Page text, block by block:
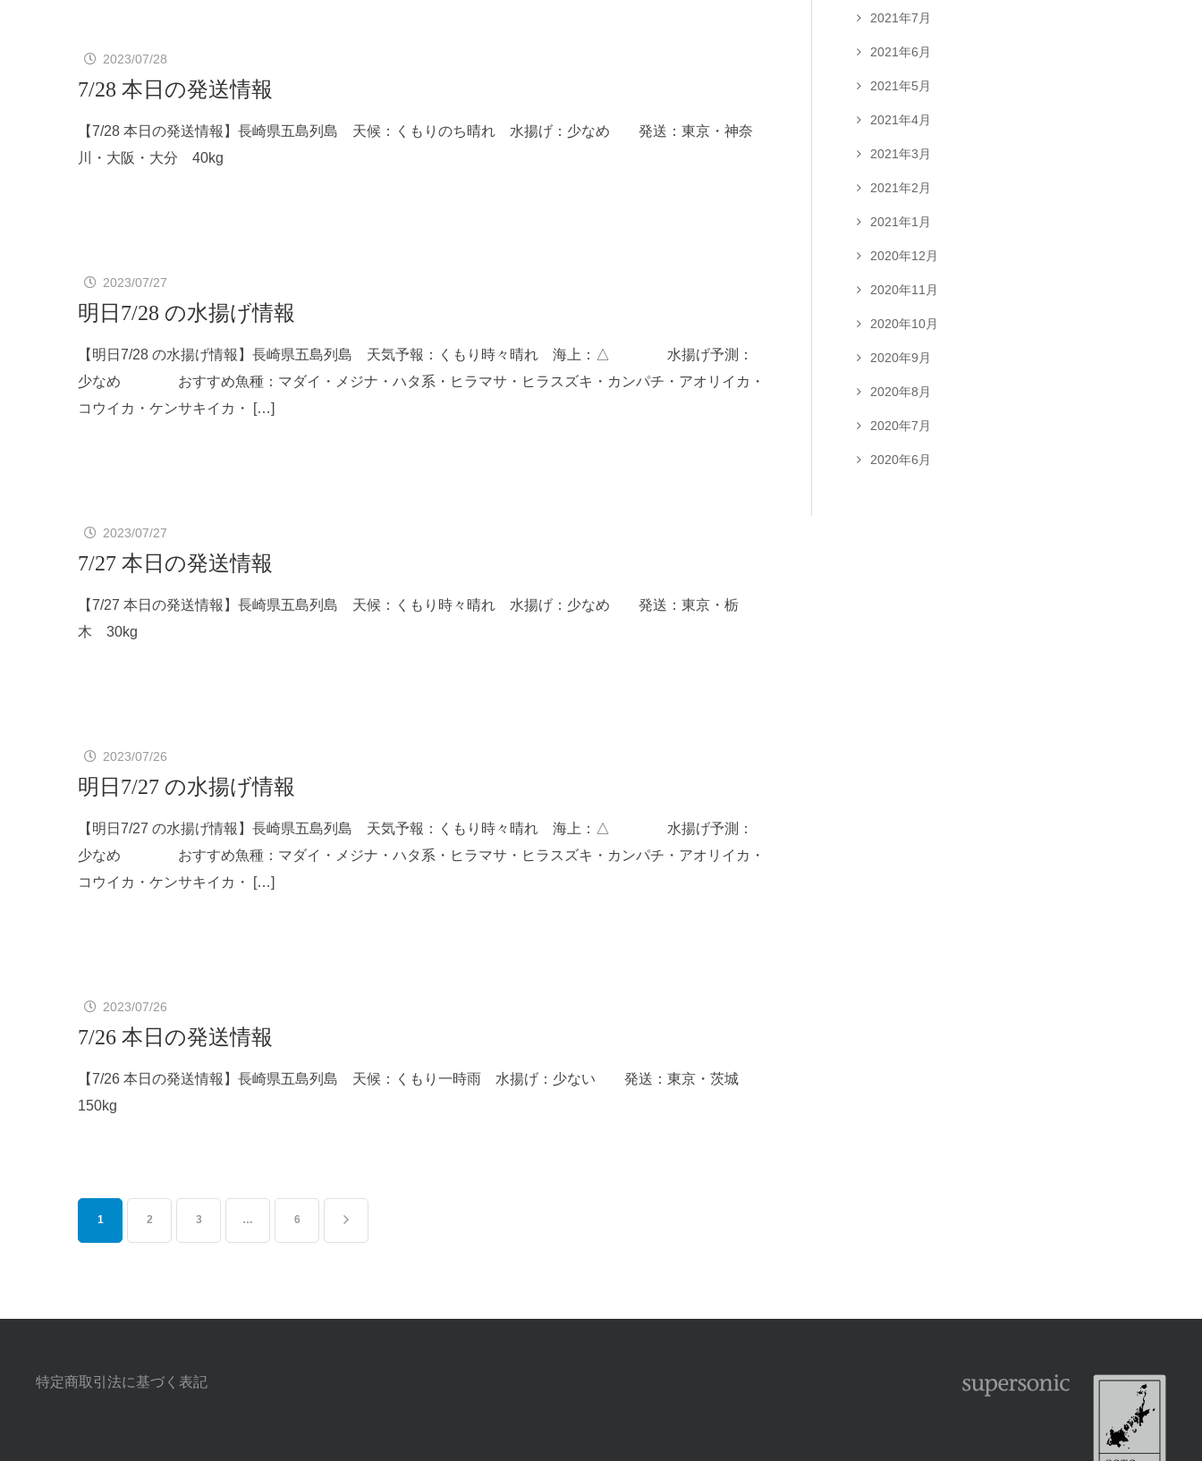
2023/07/28
7/28 本日の発送情報
【7/28 本日の発送情報】長崎県五島列島 天候：くもりのち晴れ 水揚げ：少なめ 発送：東京・神奈
川・大阪・大分 40kg
2023/07/27
明日7/28 の水揚げ情報
【明日7/28 の水揚げ情報】長崎県五島列島 天気予報：くもり時々晴れ 海上：△ 水揚げ予測：
少なめ おすすめ魚種：マダイ・メジナ・ハタ系・ヒラマサ・ヒラスズキ・カンパチ・アオリイカ・
コウイカ・ケンサキイカ・ […]
2023/07/27
7/27 本日の発送情報
【7/27 本日の発送情報】長崎県五島列島 天候：くもり時々晴れ 水揚げ：少なめ 発送：東京・栃
木 30kg
2023/07/26
明日7/27 の水揚げ情報
【明日7/27 の水揚げ情報】長崎県五島列島 天気予報：くもり時々晴れ 海上：△ 水揚げ予測：
少なめ おすすめ魚種：マダイ・メジナ・ハタ系・ヒラマサ・ヒラスズキ・カンパチ・アオリイカ・
コウイカ・ケンサキイカ・ […]
2023/07/26
7/26 本日の発送情報
【7/26 本日の発送情報】長崎県五島列島 天候：くもり一時雨 水揚げ：少ない 発送：東京・茨城
150kg
1 2 3 … 6
2021年7月
2021年6月
2021年5月
2021年4月
2021年3月
2021年2月
2021年1月
2020年12月
2020年11月
2020年10月
2020年9月
2020年8月
2020年7月
2020年6月
特定商取引法に基づく表記